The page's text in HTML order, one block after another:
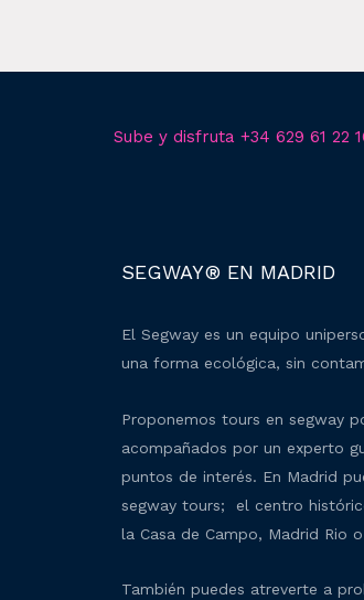
Sube y disfruta +34 629 61 22
SEGWAY® EN MADRID
El Segway es un equipo
una forma ecológica, sin
Proponemos tours en segway
acompañados por un experto
puntos de interés. En Madrid
segway tours; el centro
la Casa de Campo, Madrid Rio
También puedes atreverte a